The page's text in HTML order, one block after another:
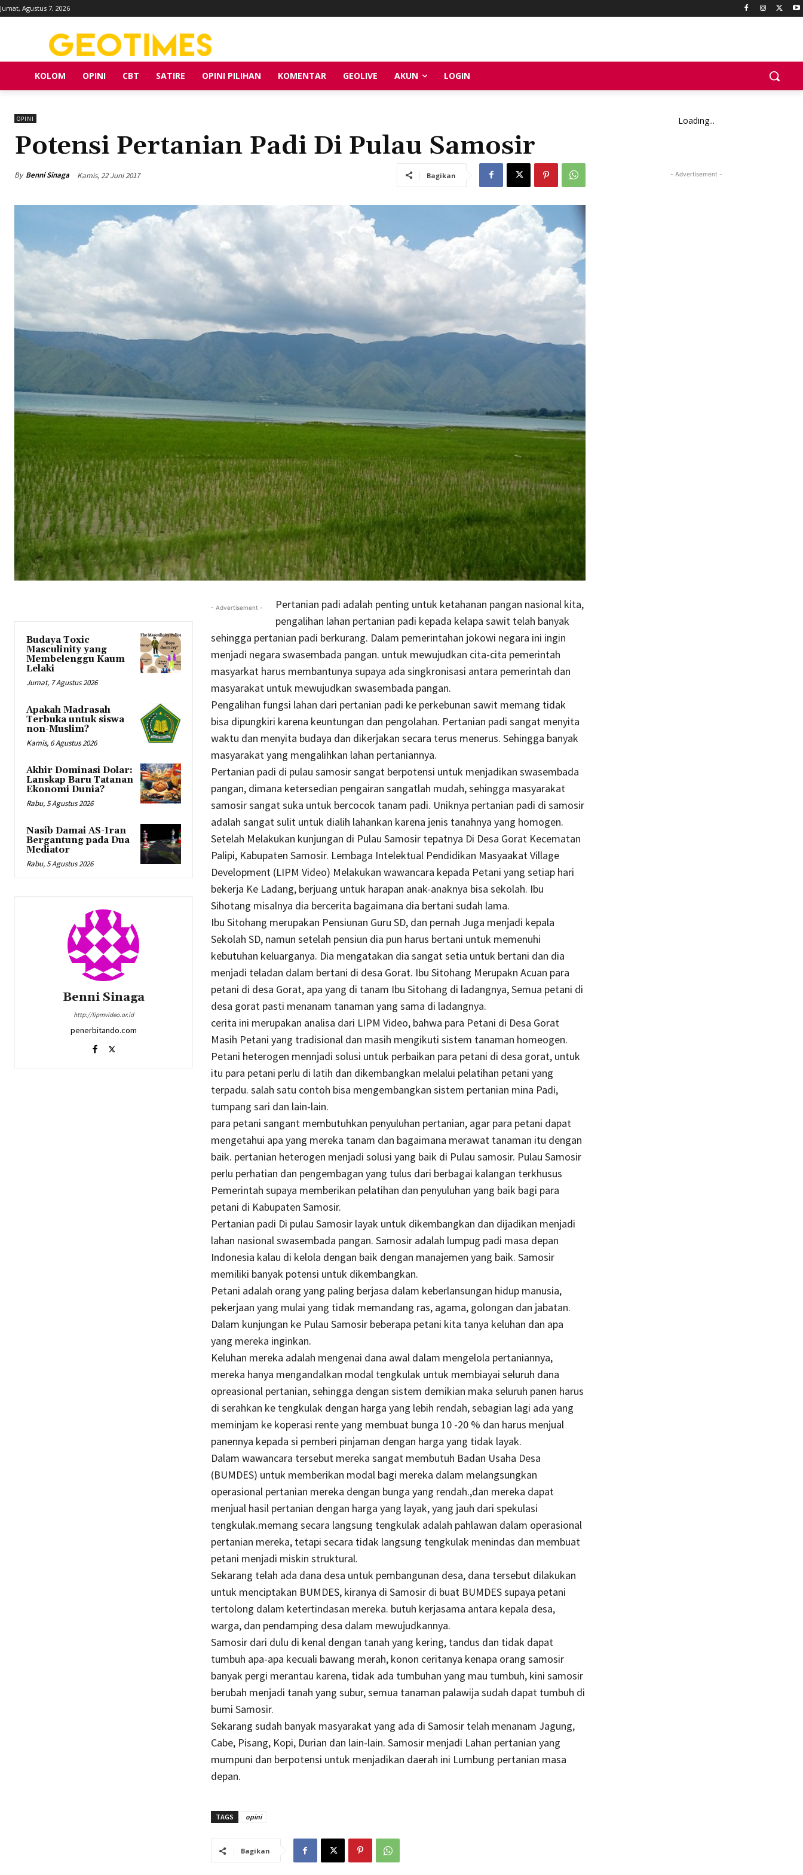
Jumat, Agustus 7, 2026
KOLOM OPINI CBT SATIRE OPINI PILIHAN KOMENTAR GEOLIVE AKUN LOGIN
OPINI
Potensi Pertanian Padi Di Pulau Samosir
By Benni Sinaga Kamis, 22 Juni 2017 Bagikan
Budaya Toxic
Masculinity yang
Membelenggu Kaum
Lelaki
Jumat, 7 Agustus 2026
Apakah Madrasah
Terbuka untuk siswa
non-Muslim?
Kamis, 6 Agustus 2026
Akhir Dominasi Dolar:
Lanskap Baru Tatanan
Ekonomi Dunia?
Rabu, 5 Agustus 2026
Nasib Damai AS-Iran
Bergantung pada Dua
Mediator
Rabu, 5 Agustus 2026
Benni Sinaga
http://lipmvideo.or.id
penerbitando.com
- Advertisement -
Pertanian padi adalah penting untuk ketahanan pangan nasional kita,
pengalihan lahan pertanian padi kepada kelapa sawit telah banyak
sehingga pertanian padi berkurang. Dalam pemerintahan jokowi negara ini ingin
menjadi negara swasembada pangan. untuk mewujudkan cita-cita pemerintah
masyarkat harus membantunya supaya ada singkronisasi antara pemerintah dan
masyarakat untuk mewujudkan swasembada pangan.
Pengalihan fungsi lahan dari pertanian padi ke perkebunan sawit memang tidak
bisa dipungkiri karena keuntungan dan pengolahan. Pertanian padi sangat menyita
waktu dan menyita budaya dan dikerjakan secara terus menerus. Sehingga banyak
masyarakat yang mengalihkan lahan pertaniannya.
Pertanian padi di pulau samosir sangat berpotensi untuk menjadikan swasembada
pangan, dimana ketersedian pengairan sangatlah mudah, sehingga masyarakat
samosir sangat suka untuk bercocok tanam padi. Uniknya pertanian padi di samosir
adalah sangat sulit untuk dialih lahankan karena jenis tanahnya yang homogen.
Setelah Melakukan kunjungan di Pulau Samosir tepatnya Di Desa Gorat Kecematan
Palipi, Kabupaten Samosir. Lembaga Intelektual Pendidikan Masyaakat Village
Development (LIPM Video) Melakukan wawancara kepada Petani yang setiap hari
bekerja Ke Ladang, berjuang untuk harapan anak-anaknya bisa sekolah. Ibu
Sihotang misalnya dia bercerita bagaimana dia bertani sudah lama.
Ibu Sitohang merupakan Pensiunan Guru SD, dan pernah Juga menjadi kepala
Sekolah SD, namun setelah pensiun dia pun harus bertani untuk memenuhi
kebutuhan keluarganya. Dia mengatakan dia sangat setia untuk bertani dan dia
menjadi teladan dalam bertani di desa Gorat. Ibu Sitohang Merupakn Acuan para
petani di desa Gorat, apa yang di tanam Ibu Sitohang di ladangnya, Semua petani di
desa gorat pasti menanam tanaman yang sama di ladangnya.
cerita ini merupakan analisa dari LIPM Video, bahwa para Petani di Desa Gorat
Masih Petani yang tradisional dan masih mengikuti sistem tanaman homeogen.
Petani heterogen mennjadi solusi untuk perbaikan para petani di desa gorat, untuk
itu para petani perlu di latih dan dikembangkan melalui pelatihan petani yang
terpadu. salah satu contoh bisa mengembangkan sistem pertanian mina Padi,
tumpang sari dan lain-lain.
para petani sangant membutuhkan penyuluhan pertanian, agar para petani dapat
mengetahui apa yang mereka tanam dan bagaimana merawat tanaman itu dengan
baik. pertanian heterogen menjadi solusi yang baik di Pulau samosir. Pulau Samosir
perlu perhatian dan pengembagan yang tulus dari berbagai kalangan terkhusus
Pemerintah supaya memberikan pelatihan dan penyuluhan yang baik bagi para
petani di Kabupaten Samosir.
Pertanian padi Di pulau Samosir layak untuk dikembangkan dan dijadikan menjadi
lahan nasional swasembada pangan. Samosir adalah lumpug padi masa depan
Indonesia kalau di kelola dengan baik dengan manajemen yang baik. Samosir
memiliki banyak potensi untuk dikembangkan.
Petani adalah orang yang paling berjasa dalam keberlansungan hidup manusia,
pekerjaan yang mulai yang tidak memandang ras, agama, golongan dan jabatan.
Dalam kunjungan ke Pulau Samosir beberapa petani kita tanya keluhan dan apa
yang mereka inginkan.
Keluhan mereka adalah mengenai dana awal dalam mengelola pertaniannya,
mereka hanya mengandalkan modal tengkulak untuk membiayai seluruh dana
opreasional pertanian, sehingga dengan sistem demikian maka seluruh panen harus
di serahkan ke tengkulak dengan harga yang lebih rendah, sebagian lagi ada yang
meminjam ke koperasi rente yang membuat bunga 10 -20 % dan harus menjual
panennya kepada si pemberi pinjaman dengan harga yang tidak layak.
Dalam wawancara tersebut mereka sangat membutuh Badan Usaha Desa
(BUMDES) untuk memberikan modal bagi mereka dalam melangsungkan
operasional pertanian mereka dengan bunga yang rendah.,dan mereka dapat
menjual hasil pertanian dengan harga yang layak, yang jauh dari spekulasi
tengkulak.memang secara langsung tengkulak adalah pahlawan dalam operasional
pertanian mereka, tetapi secara tidak langsung tengkulak menindas dan membuat
petani menjadi miskin struktural.
Sekarang telah ada dana desa untuk pembangunan desa, dana tersebut dilakukan
untuk menciptakan BUMDES, kiranya di Samosir di buat BUMDES supaya petani
tertolong dalam ketertindasan mereka. butuh kerjasama antara kepala desa,
warga, dan pendamping desa dalam mewujudkannya.
Samosir dari dulu di kenal dengan tanah yang kering, tandus dan tidak dapat
tumbuh apa-apa kecuali bawang merah, konon ceritanya kenapa orang samosir
banyak pergi merantau karena, tidak ada tumbuhan yang mau tumbuh, kini samosir
berubah menjadi tanah yang subur, semua tanaman palawija sudah dapat tumbuh di
bumi Samosir.
Sekarang sudah banyak masyarakat yang ada di Samosir telah menanam Jagung,
Cabe, Pisang, Kopi, Durian dan lain-lain. Samosir menjadi Lahan pertanian yang
mumpuni dan berpotensi untuk menjadikan daerah ini Lumbung pertanian masa
depan.
TAGS opini
Bagikan
Loading...
- Advertisement -